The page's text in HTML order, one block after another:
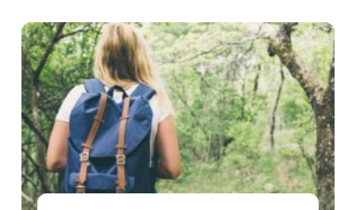
intre...